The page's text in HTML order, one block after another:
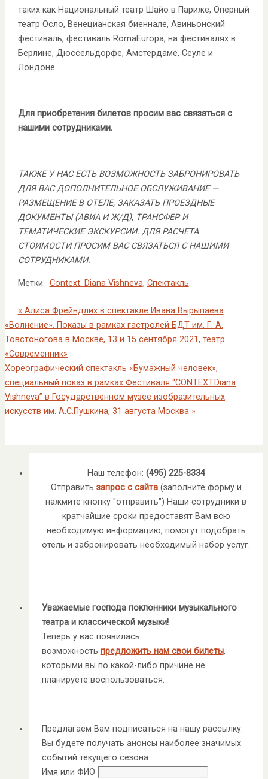
таких как Национальный театр Шайо в Париже, Оперный
театр Осло, Венецианская биеннале, Авиньонский
фестиваль, фестиваль RomaEuropa, на фестивалях в
Берлине, Дюссельдорфе, Амстердаме, Сеуле и
Лондоне.
Для приобретения билетов просим вас связаться с
нашими сотрудниками.
ТАКЖЕ У НАС ЕСТЬ ВОЗМОЖНОСТЬ ЗАБРОНИРОВАТЬ
ДЛЯ ВАС ДОПОЛНИТЕЛЬНОЕ ОБСЛУЖИВАНИЕ —
РАЗМЕЩЕНИЕ В ОТЕЛЕ, ЗАКАЗАТЬ ПРОЕЗДНЫЕ
ДОКУМЕНТЫ (АВИА И Ж/Д), ТРАНСФЕР И
ТЕМАТИЧЕСКИЕ ЭКСКУРСИИ. ДЛЯ РАСЧЕТА
СТОИМОСТИ ПРОСИМ ВАС СВЯЗАТЬСЯ С НАШИМИ
СОТРУДНИКАМИ.
Метки: Context. Diana Vishneva, Спектакль.
« Алиса Фрейндлих в спектакле Ивана Вырыпаева
«Волнение». Показы в рамках гастролей БДТ им. Г. А.
Товстоногова в Москве, 13 и 15 сентября 2021, театр
«Современник»
Хореографический спектакль «Бумажный человек»,
специальный показ в рамках Фестиваля “CONTEXT.Diana
Vishneva” в Государственном музее изобразительных
искусств им. А.С.Пушкина, 31 августа Москва »
Наш телефон: (495) 225-8334
Отправить запрос с сайта(заполните форму и
нажмите кнопку "отправить") Наши сотрудники в
кратчайшие сроки предоставят Вам всю
необходимую информацию, помогут подобрать
отель и забронировать необходимый набор услуг.
Уважаемые господа поклонники музыкального
театра и классической музыки!
Теперь у вас появилась
возможность предложить нам свои билеты,
которыми вы по какой-либо причине не
планируете воспользоваться.
Предлагаем Вам подписаться на нашу рассылку.
Вы будете получать анонсы наиболее значимых
событий текущего сезона
Имя или ФИО